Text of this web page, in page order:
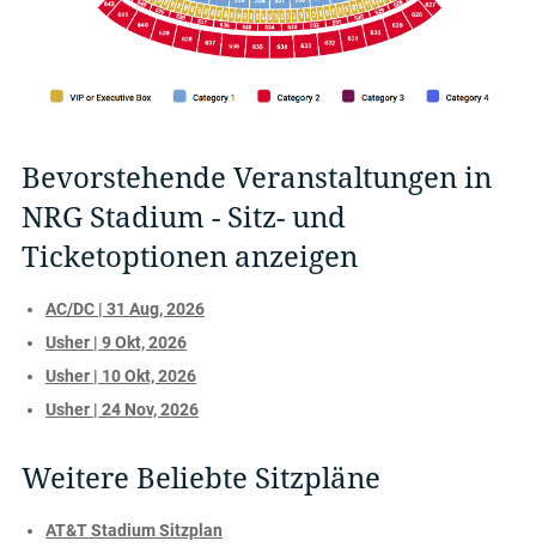
Bevorstehende Veranstaltungen in
NRG Stadium - Sitz- und
Ticketoptionen anzeigen
AC/DC | 31 Aug, 2026
Usher | 9 Okt, 2026
Usher | 10 Okt, 2026
Usher | 24 Nov, 2026
Weitere Beliebte Sitzpläne
AT&T Stadium Sitzplan